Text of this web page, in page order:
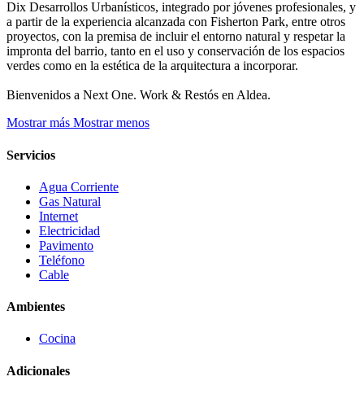
Dix Desarrollos Urbanísticos, integrado por jóvenes profesionales, y
a partir de la experiencia alcanzada con Fisherton Park, entre otros
proyectos, con la premisa de incluir el entorno natural y respetar la
impronta del barrio, tanto en el uso y conservación de los espacios
verdes como en la estética de la arquitectura a incorporar.
Bienvenidos a Next One. Work & Restós en Aldea.
Mostrar más Mostrar menos
Servicios
Agua Corriente
Gas Natural
Internet
Electricidad
Pavimento
Teléfono
Cable
Ambientes
Cocina
Adicionales